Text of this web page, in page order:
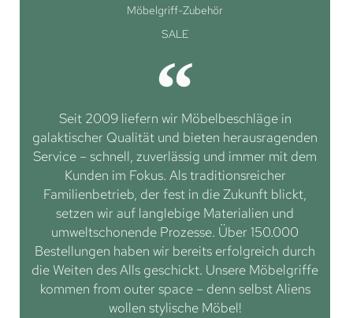
Möbelgriff-Zubehör
SALE
Seit 2009 liefern wir Möbelbeschläge in
galaktischer Qualität und bieten herausragenden
Service – schnell, zuverlässig und immer mit dem
Kunden im Fokus. Als traditionsreicher
Familienbetrieb, der fest in die Zukunft blickt,
setzen wir auf langlebige Materialien und
umweltschonende Prozesse. Über 150.000
Bestellungen haben wir bereits erfolgreich durch
die Weiten des Alls geschickt. Unsere Möbelgriffe
kommen from outer space – denn selbst Aliens
wollen stylische Möbel!